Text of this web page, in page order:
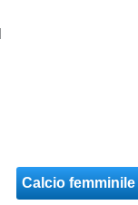
Calcio femminile